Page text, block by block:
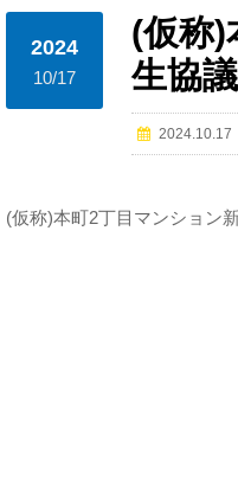
2024
10/17
(仮称)
生協
2024.10.17
(仮称)本町2丁目マンション